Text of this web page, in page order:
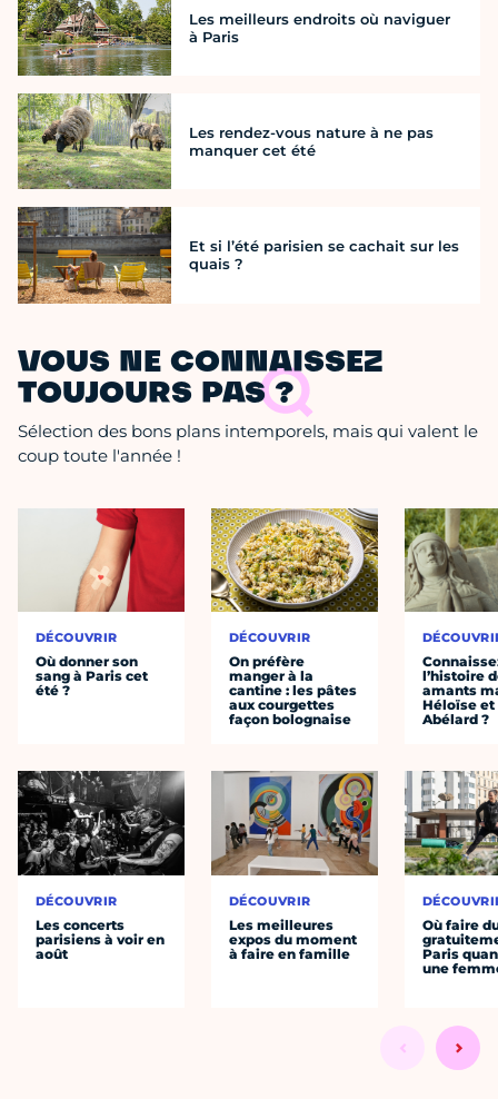
Les meilleurs endroits où naviguer
à Paris
Les rendez-vous nature à ne pas
manquer cet été
Et si l’été parisien se cachait sur les
quais ?
VOUS NE CONNAISSEZ
TOUJOURS PAS ?
Sélection des bons plans intemporels, mais qui valent le
coup toute l'année !
DÉCOUVRIR
Où donner son
sang à Paris cet
été ?
DÉCOUVRIR
Les concerts
parisiens à voir en
août
DÉCOUVRIR
On préfère
manger à la
cantine : les pâtes
aux courgettes
façon bolognaise
DÉCOUVRIR
Les meilleures
expos du moment
à faire en famille
l’histoire
amants
Héloïse et
Abélard ?
Où faire
Paris
une